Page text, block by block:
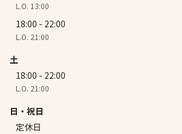
L.O. 13:00
18:00 - 22:00
L.O. 21:00
土
18:00 - 22:00
L.O. 21:00
日・祝日
定休日